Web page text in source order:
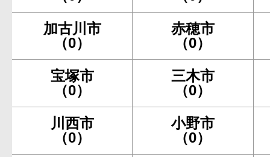
加古川市
（0）
赤穂市
（0）
宝塚市
（0）
三木市
（0）
川西市
（0）
小野市
（0）